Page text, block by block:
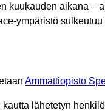
kuukauden aikana
ympäristö
Ammattiopisto
lähetetyn